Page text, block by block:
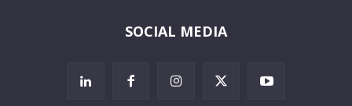
SOCIAL MEDIA